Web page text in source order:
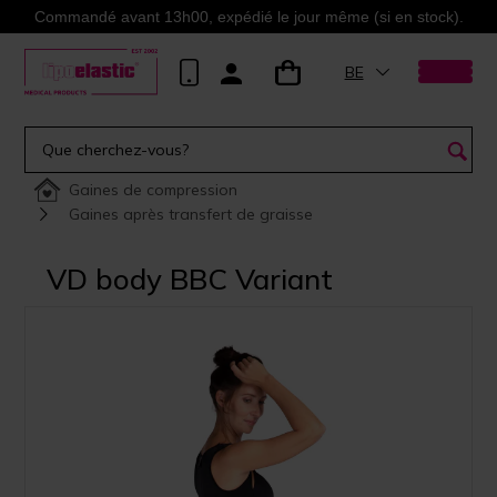
Commandé avant 13h00, expédié le jour même (si en stock).
BE
Gaines de compression
Gaines après transfert de graisse
VD body BBC Variant